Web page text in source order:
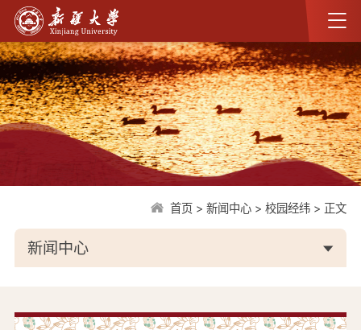
首页 >新闻中心 >校园经纬 > 正文
新闻中心